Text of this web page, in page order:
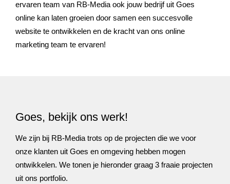
ervaren team van RB-Media ook jouw bedrijf uit Goes
online kan laten groeien door samen een succesvolle
website te ontwikkelen en de kracht van ons online
marketing team te ervaren!
Goes, bekijk ons werk!
We zijn bij RB-Media trots op de projecten die we voor
onze klanten uit Goes en omgeving hebben mogen
ontwikkelen. We tonen je hieronder graag 3 fraaie projecten
uit ons portfolio.